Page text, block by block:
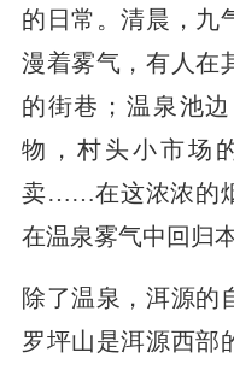
的日常。清晨，九
漫着雾气，有人在
的街巷；温泉池
物，村头小市场
卖……在这浓浓的
在温泉雾气中回归
除了温泉，洱源的
罗坪山是洱源西部